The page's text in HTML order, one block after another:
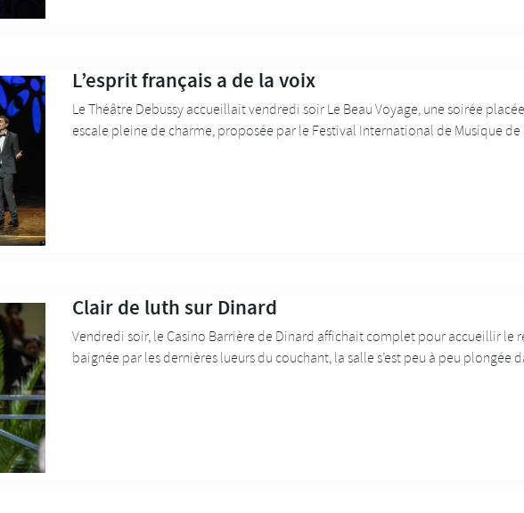
L’esprit français a de la voix
Le Théâtre Debussy accueillait vendredi soir Le Beau Voyage, une soirée
escale pleine de charme, proposée par le Festival International de Musique
Clair de luth sur Dinard
Vendredi soir, le Casino Barrière de Dinard affichait complet pour accueillir le
baignée par les dernières lueurs du couchant, la salle s’est peu à peu plongée